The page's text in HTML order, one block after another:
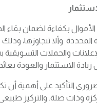
بكفاءة لضمان بقاء
المحددة وألا تتجاوزها،
والحملات
الاستثمار والعودة
التأكيد على أهمية أن
وذات صلة. والتركيز